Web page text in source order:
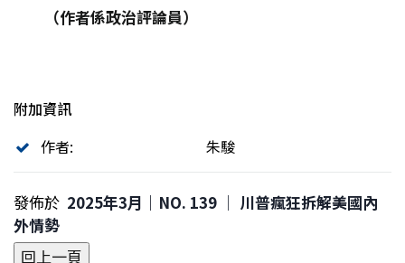
（作者係政治評論員）
附加資訊
作者:
朱駿
發佈於 2025年3月｜NO. 139 │ 川普瘋狂拆解美國內
外情勢